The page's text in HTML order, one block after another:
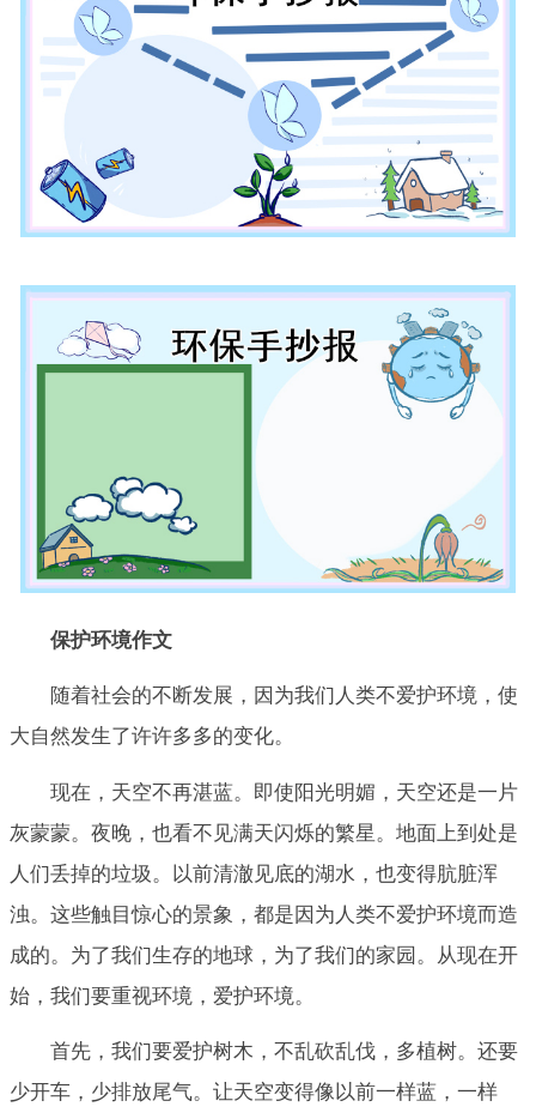
保护环境作文
随着社会的不断发展，因为我们人类不爱护环境，使
大自然发生了许许多多的变化。
现在，天空不再湛蓝。即使阳光明媚，天空还是一片
灰蒙蒙。夜晚，也看不见满天闪烁的繁星。地面上到处是
人们丢掉的垃圾。以前清澈见底的湖水，也变得肮脏浑
浊。这些触目惊心的景象，都是因为人类不爱护环境而造
成的。为了我们生存的地球，为了我们的家园。从现在开
始，我们要重视环境，爱护环境。
首先，我们要爱护树木，不乱砍乱伐，多植树。还要
少开车，少排放尾气。让天空变得像以前一样蓝，一样